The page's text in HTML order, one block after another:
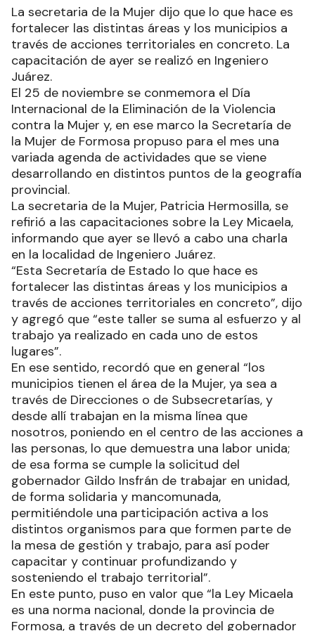
La secretaria de la Mujer dijo que lo que hace es
fortalecer las distintas áreas y los municipios a
través de acciones territoriales en concreto. La
capacitación de ayer se realizó en Ingeniero
Juárez.
El 25 de noviembre se conmemora el Día
Internacional de la Eliminación de la Violencia
contra la Mujer y, en ese marco la Secretaría de
la Mujer de Formosa propuso para el mes una
variada agenda de actividades que se viene
desarrollando en distintos puntos de la geografía
provincial.
La secretaria de la Mujer, Patricia Hermosilla, se
refirió a las capacitaciones sobre la Ley Micaela,
informando que ayer se llevó a cabo una charla
en la localidad de Ingeniero Juárez.
“Esta Secretaría de Estado lo que hace es
fortalecer las distintas áreas y los municipios a
través de acciones territoriales en concreto”, dijo
y agregó que “este taller se suma al esfuerzo y al
trabajo ya realizado en cada uno de estos
lugares”.
En ese sentido, recordó que en general “los
municipios tienen el área de la Mujer, ya sea a
través de Direcciones o de Subsecretarías, y
desde allí trabajan en la misma línea que
nosotros, poniendo en el centro de las acciones a
las personas, lo que demuestra una labor unida;
de esa forma se cumple la solicitud del
gobernador Gildo Insfrán de trabajar en unidad,
de forma solidaria y mancomunada,
permitiéndole una participación activa a los
distintos organismos para que formen parte de
la mesa de gestión y trabajo, para así poder
capacitar y continuar profundizando y
sosteniendo el trabajo territorial”.
En este punto, puso en valor que “la Ley Micaela
es una norma nacional, donde la provincia de
Formosa, a través de un decreto del gobernador